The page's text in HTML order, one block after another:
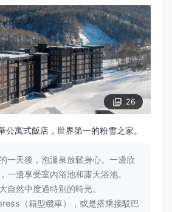
26
公寓式飯店，世界第一的粉雪之家。
一天後，泡溫泉放鬆身心。一邊欣
一邊享受室內浴池和露天浴池。
自然中度過特別的時光。
（箱型纜車），或是搭乘接駁巴